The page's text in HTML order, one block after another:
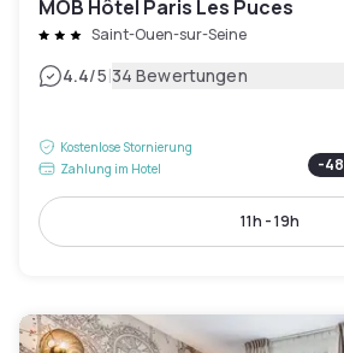
MOB Hôtel Paris Les Puces
Saint-Ouen-sur-Seine
4.4/5|34 Bewertungen
Kostenlose Stornierung
Zahlung im Hotel
-48
11h - 19h